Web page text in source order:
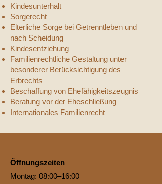
Kindesunterhalt
Sorgerecht
Elterliche Sorge bei Getrenntleben und
nach Scheidung
Kindesentziehung
Familienrechtliche Gestaltung unter
besonderer Berücksichtigung des
Erbrechts
Beschaffung von Ehefähigkeitszeugnis
Beratung vor der Eheschließung
Internationales Familienrecht
Öffnungszeiten
Montag: 08:00–16:00